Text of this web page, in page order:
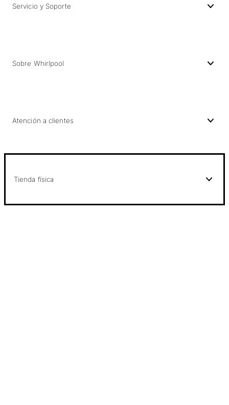
Servicio y Soporte
Sobre Whirlpool
Atención a clientes
Tienda física